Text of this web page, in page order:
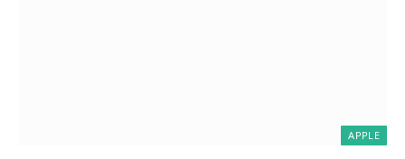
APPLE